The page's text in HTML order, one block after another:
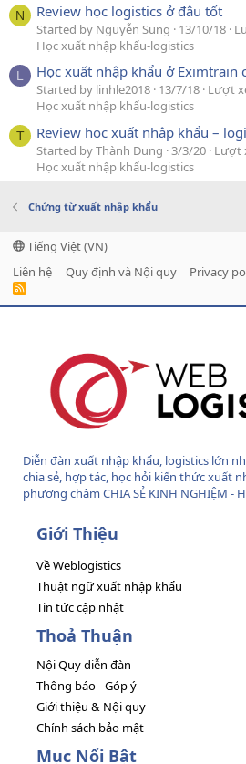
N Review học logistics ở đâu tốt
Started by Nguyễn Sung 13/10/18
Học xuất nhập khẩu-logistics
L Học xuất nhập khẩu ở Eximtrain
Started by linhle2018 13/7/18 Lượt
Học xuất nhập khẩu-logistics
T Review học xuất nhập khẩu –
Started by Thành Dung 3/3/20 Lượt
Học xuất nhập khẩu-logistics
Chứng từ xuất nhập khẩu
Tiếng Việt (VN)
Liên hệ
Quy định và Nội quy Privacy
R
S
Diễn đàn xuất nhập khẩu, logistics lớn
chia sẻ, hợp tác, học hỏi kiến thức xuất
phương châm CHIA SẺ KINH NGHIỆM -
Giới Thiệu
Về Weblogistics
Thuật ngữ xuất nhập khẩu
Tin tức cập nhật
Thoả Thuận
Nội Quy diễn đàn
Thông báo - Góp ý
Giới thiệu & Nội quy
Chính sách bảo mật
Mục Nổi Bật